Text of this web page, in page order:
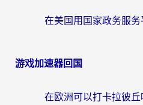
游戏加速器回国